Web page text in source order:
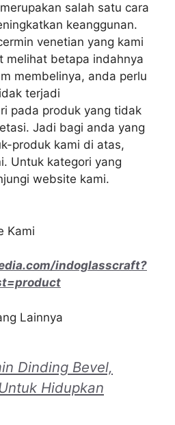
salah satu cara
keanggunan.
venetian yang kami
melihat betapa indahnya
membelinya, anda perlu
terjadi
pada produk yang tidak
Jadi bagi anda yang
produk kami di atas,
Untuk kategori yang
website kami.
Kami
indoglasscraft?
Lainnya
Dinding Bevel,
Hidupkan